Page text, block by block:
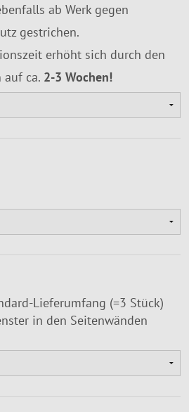
ab Werk gegen
gestrichen.
erhöht sich durch den
ca. 2-3 Wochen!
Lieferumfang (=3 Stück)
in den Seitenwänden